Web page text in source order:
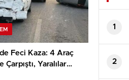
Feci Kaza: 4 Araç
Çarpıştı, Yaralılar
1
2